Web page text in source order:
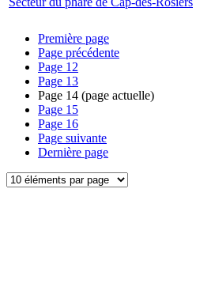
Première page
Page précédente
Page 12
Page 13
Page 14 (page actuelle)
Page 15
Page 16
Page suivante
Dernière page